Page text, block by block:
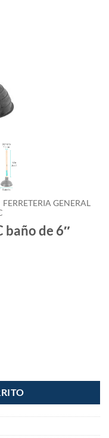
FERRETERIA GENERAL
baño de 6″